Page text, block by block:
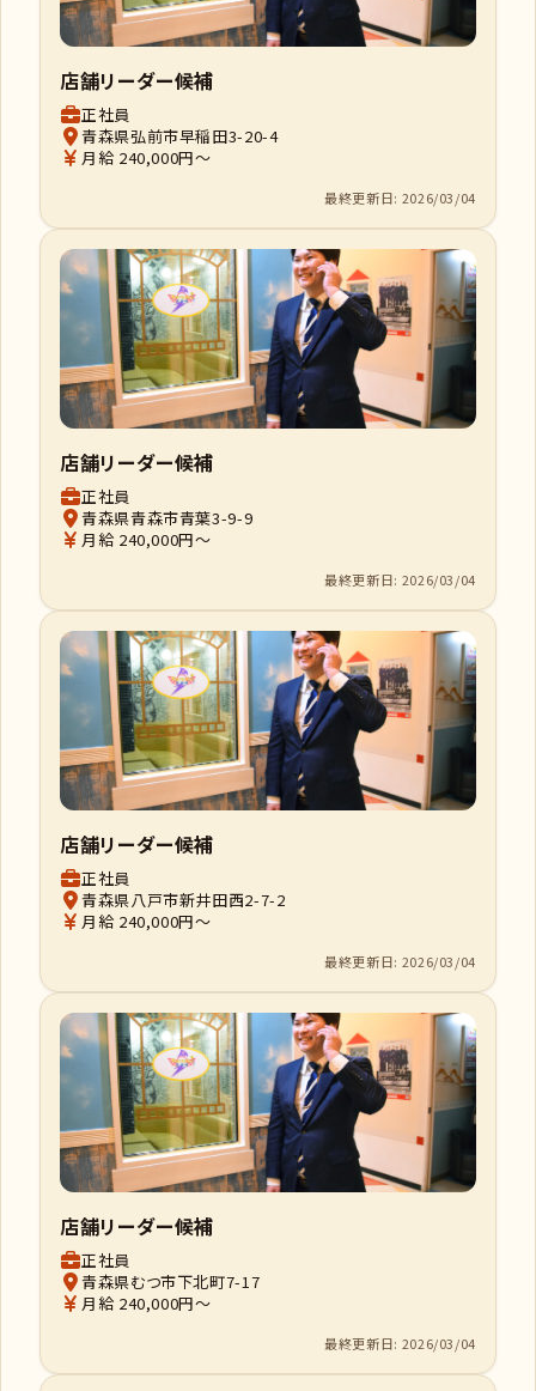
店舗リーダー候補
正社員
青森県弘前市早稲田3-20-4
月給 240,000円～
最終更新日: 2026/03/04
店舗リーダー候補
正社員
青森県青森市青葉3-9-9
月給 240,000円～
最終更新日: 2026/03/04
店舗リーダー候補
正社員
青森県八戸市新井田西2-7-2
月給 240,000円～
最終更新日: 2026/03/04
店舗リーダー候補
正社員
青森県むつ市下北町7-17
月給 240,000円～
最終更新日: 2026/03/04